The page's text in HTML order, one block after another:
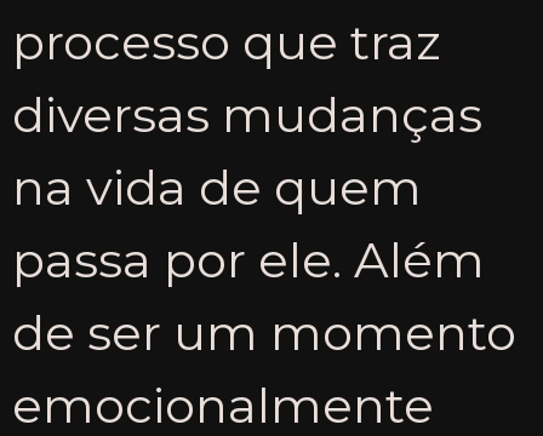
processo que traz
diversas mudanças
na vida de quem
passa por ele. Além
de ser um momento
emocionalmente